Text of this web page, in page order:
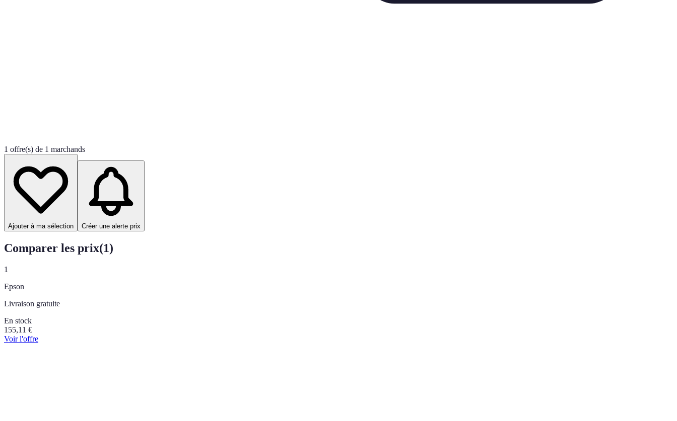
1 offre(s) de 1 marchands
Ajouter à ma sélection Créer une alerte prix
Comparer les prix(1)
1
Epson
Livraison gratuite
En stock
155,11 €
Voir l'offre